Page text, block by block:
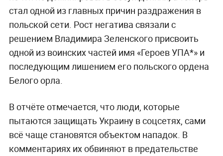
стал одной из главных причин раздражения в
польской сети. Рост негатива связали с
решением Владимира Зеленского присвоить
одной из воинских частей имя «Героев УПА*» и
последующим лишением его польского ордена
Белого орла.
В отчёте отмечается, что люди, которые
пытаются защищать Украину в соцсетях, сами
всё чаще становятся объектом нападок. В
комментариях их обвиняют в предательстве